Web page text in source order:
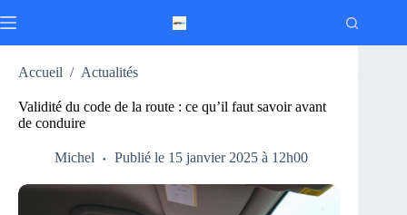
au
Accueil / Actualités
Validité du code de la route : ce qu’il faut savoir avant
de conduire
Michel Publié le 15 janvier 2025 à 12h00